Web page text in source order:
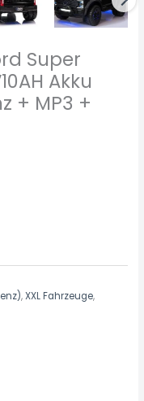
Super
Akku
+ MP3 +
,XXL Fahrzeuge,